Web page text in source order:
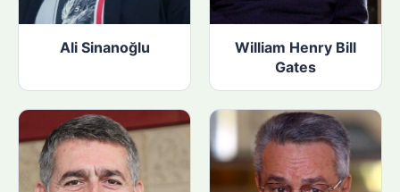
Ali Sinanoğlu
William Henry Bill
Gates